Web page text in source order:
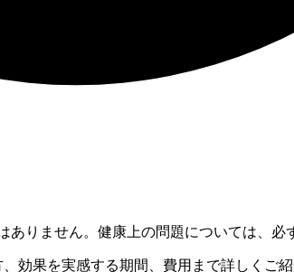
りません。健康上の問題については、必
効果を実感する期間、費用まで詳しくご紹